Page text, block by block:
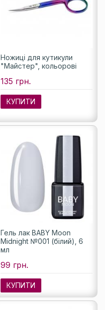
Ножиці для кутикули
"Майстер", кольорові
135 грн.
КУПИТИ
Гель лак BABY Moon
Midnight №001 (білий), 6
мл
99 грн.
КУПИТИ